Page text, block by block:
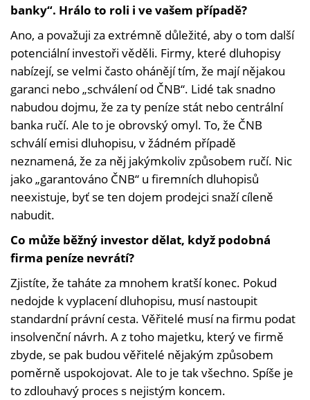
banky“. Hrálo to roli i ve vašem případě?
Ano, a považuji za extrémně důležité, aby o tom další
potenciální investoři věděli. Firmy, které dluhopisy
nabízejí, se velmi často ohánějí tím, že mají nějakou
garanci nebo „schválení od ČNB“. Lidé tak snadno
nabudou dojmu, že za ty peníze stát nebo centrální
banka ručí. Ale to je obrovský omyl. To, že ČNB
schválí emisi dluhopisu, v žádném případě
neznamená, že za něj jakýmkoliv způsobem ručí. Nic
jako „garantováno ČNB“ u firemních dluhopisů
neexistuje, byť se ten dojem prodejci snaží cíleně
nabudit.
Co může běžný investor dělat, když podobná
firma peníze nevrátí?
Zjistíte, že taháte za mnohem kratší konec. Pokud
nedojde k vyplacení dluhopisu, musí nastoupit
standardní právní cesta. Věřitelé musí na firmu podat
insolvenční návrh. A z toho majetku, který ve firmě
zbyde, se pak budou věřitelé nějakým způsobem
poměrně uspokojovat. Ale to je tak všechno. Spíše je
to zdlouhavý proces s nejistým koncem.